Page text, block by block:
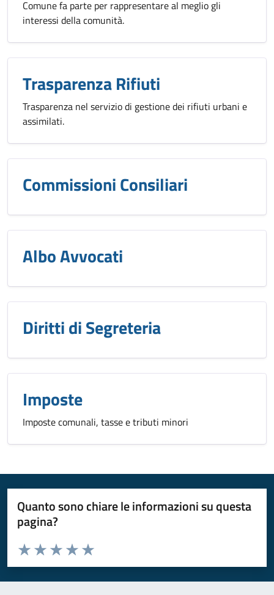
Comune fa parte per rappresentare al meglio gli
interessi della comunità.
Trasparenza Rifiuti
Trasparenza nel servizio di gestione dei rifiuti urbani e
assimilati.
Commissioni Consiliari
Albo Avvocati
Diritti di Segreteria
Imposte
Imposte comunali, tasse e tributi minori
Quanto sono chiare le informazioni su questa
pagina?
Valuta da 1 a 5 stelle la pagina
Valuta 5 stelle su 5
Valuta 4 stelle su 5
Valuta 3 stelle su 5
Valuta 2 stelle su 5
Valuta 1 stelle su 5